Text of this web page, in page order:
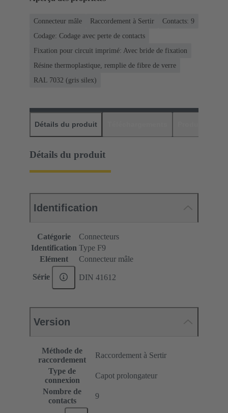
Connecteur mâle Raccordement à Sertir
Contacts: 9
Codage: Codage avec perte de contacts
Fixation pour circuit imprimé: Avec bride de fixation
Résine thermoplastique, remplie de fibre de verre
RAL 7032 (gris silex)
Détails du produit
Détails du produit
Identification
Catégorie
Connecteurs
Identification Type F9
Elément
Connecteur mâle
Série DIN 41612
Version
Méthode de
raccordement
Raccordement à Sertir
Type de
connexion
Capot prolongateur
Nombre de
contacts
9